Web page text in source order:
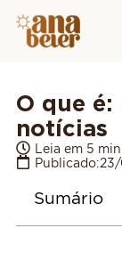
O que é:
notícias
Leia em 5
Publicado:
Sumário